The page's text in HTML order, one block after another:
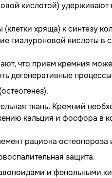
кислотой) удерживают
(клетки хряща) к синтезу
гиалуроновой кислоты в
что прием кремния
дегенеративные
ткань. Кремний
кальция и фосфора в
рациона
защита.
и фенольными